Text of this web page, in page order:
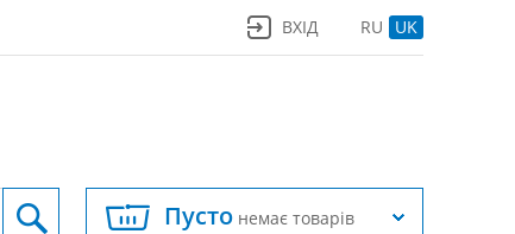
RU UK
ВХІД
Пусто немає товарів